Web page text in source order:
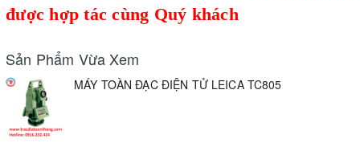
được hợp tác cùng Quý khách
Sản Phẩm Vừa Xem
MÁY TOÀN ĐẠC ĐIỆN TỬ LEICA TC805